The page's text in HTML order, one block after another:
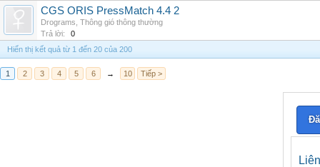
CGS ORIS PressMatch 4.4 2
Drograms Thông gió thông thường
Trả lời:
0
Hiển thị kết quả từ 1 đến 20 của 200
1 2 3 4 5 6 → 10 Tiếp >